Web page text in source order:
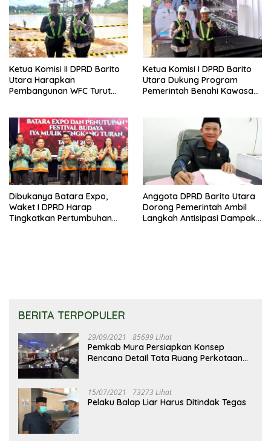
Ketua Komisi II DPRD Barito
Utara Harapkan
Pembangunan WFC Turut
Ketua Komisi I DPRD Barito
Utara Dukung Program
Pemerintah Benahi Kawasan
Dibukanya Batara Expo,
Waket I DPRD Harap
Tingkatkan Pertumbuhan
Anggota DPRD Barito Utara
Dorong Pemerintah Ambil
Langkah Antisipasi Dampak
BERITA TERPOPULER
29/09/2021 85699 Lihat
Pemkab Mura Persiapkan Konsep
Rencana Detail Tata Ruang Perkotaan
15/07/2021 73273 Lihat
Pelaku Balap Liar Harus Ditindak Tegas